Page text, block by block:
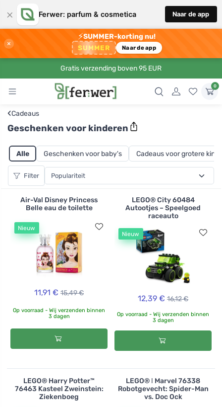
× Ferwer: parfum & cosmetica Naar de app
×
⚡SUMMER-korting nu!
SUMMER Naar de app
Gratis verzending boven 95 EUR
0
‹Cadeaus
Geschenken voor kinderen
Alle Geschenken voor baby's Cadeaus voor grotere
Filter
Air-Val Disney Princess
Belle eau de toilette
Nieuw
11,91 € 15,49 €
Op voorraad - Wij verzenden binnen
3 dagen
LEGO® City 60484
Autootjes – Speelgoed
raceauto
Nieuw
12,39 € 16,12 €
Op voorraad - Wij verzenden binnen
3 dagen
LEGO® Harry Potter™
76463 Kasteel Zweinstein:
Ziekenboeg
LEGO® ǀ Marvel 76338
Robotgevecht: Spider-Man
vs. Doc Ock